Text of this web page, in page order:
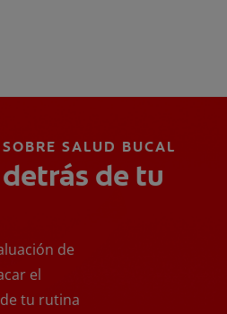
SALUD BUCAL
de tu
de
el
tu rutina